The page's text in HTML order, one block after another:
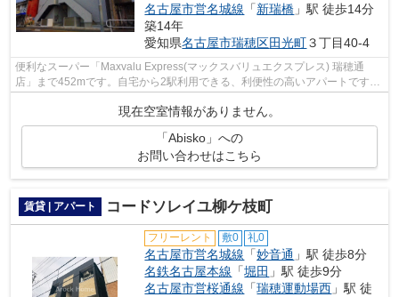
名古屋市営名城線 「新瑞橋 」駅 徒歩14分
築14年
愛知県名古屋市瑞穂区田光町３丁目40-4
便利なスーパー「Maxvalu Express(マックスバリュエクスプレス) 瑞穂通
店」まで452mです。自宅から2駅利用できる、利便性の高いアパートです。
駅から徒歩8分の位置にある物件なので、...
現在空室情報がありません。
「Abisko」への
お問い合わせはこちら
賃貸 | アパート コードソレイユ柳ケ枝町
フリーレント 敷0 礼0
名古屋市営名城線 「妙音通 」駅 徒歩8分
名鉄名古屋本線 「堀田 」駅 徒歩9分
名古屋市営桜通線 「瑞穂運動場西 」駅 徒